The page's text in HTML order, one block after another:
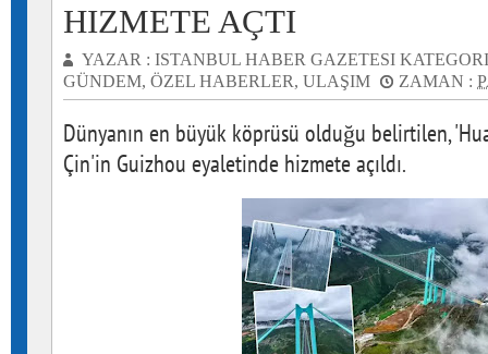
HIZMETE AÇTI
YAZAR : ISTANBUL HABER GAZETESI
GÜNDEM, ÖZEL HABERLER, ULAŞIM ZAMAN :
Dünyanın en büyük köprüsü olduğu belirtilen,
Çin'in Guizhou eyaletinde hizmete açıldı.